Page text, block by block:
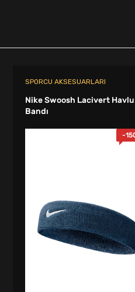
SPORCU AKSESUARLARI
Nike Swoosh Lacivert
Bandı
-